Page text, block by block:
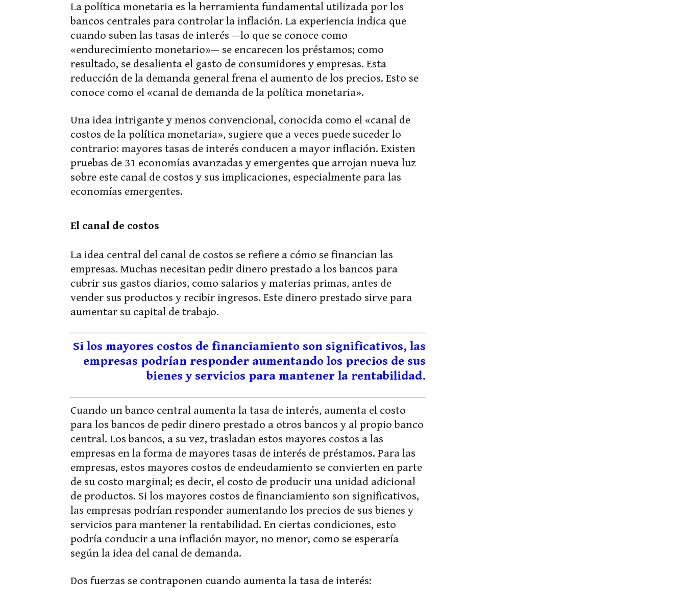
La política monetaria es la herramienta fundamental utilizada por los
bancos centrales para controlar la inflación. La experiencia indica que
cuando suben las tasas de interés —lo que se conoce como
«endurecimiento monetario»— se encarecen los préstamos; como
resultado, se desalienta el gasto de consumidores y empresas. Esta
reducción de la demanda general frena el aumento de los precios. Esto se
conoce como el «canal de demanda de la política monetaria».
Una idea intrigante y menos convencional, conocida como el «canal de
costos de la política monetaria», sugiere que a veces puede suceder lo
contrario: mayores tasas de interés conducen a mayor inflación. Existen
pruebas de 31 economías avanzadas y emergentes que arrojan nueva luz
sobre este canal de costos y sus implicaciones, especialmente para las
economías emergentes.
El canal de costos
La idea central del canal de costos se refiere a cómo se financian las
empresas. Muchas necesitan pedir dinero prestado a los bancos para
cubrir sus gastos diarios, como salarios y materias primas, antes de
vender sus productos y recibir ingresos. Este dinero prestado sirve para
aumentar su capital de trabajo.
Si los mayores costos de financiamiento son significativos, las
empresas podrían responder aumentando los precios de sus
bienes y servicios para mantener la rentabilidad.
Cuando un banco central aumenta la tasa de interés, aumenta el costo
para los bancos de pedir dinero prestado a otros bancos y al propio banco
central. Los bancos, a su vez, trasladan estos mayores costos a las
empresas en la forma de mayores tasas de interés de préstamos. Para las
empresas, estos mayores costos de endeudamiento se convierten en parte
de su costo marginal; es decir, el costo de producir una unidad adicional
de productos. Si los mayores costos de financiamiento son significativos,
las empresas podrían responder aumentando los precios de sus bienes y
servicios para mantener la rentabilidad. En ciertas condiciones, esto
podría conducir a una inflación mayor, no menor, como se esperaría
según la idea del canal de demanda.
Dos fuerzas se contraponen cuando aumenta la tasa de interés: